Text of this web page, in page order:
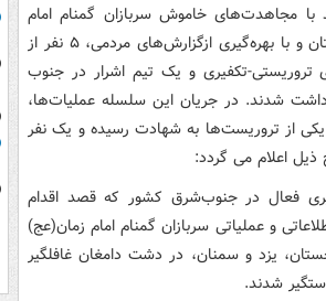
مجاهدت‌های خاموش سربازان گمنام امام
زمان(عج) در اداره‌کل اطلاعات سیستان و بلوچستان و با بهره‌گیری ازگزارش‌های مردمی، ۵ نفر از
تکفیری و یک تیم اشرار در جنوب
و ۱۹ تروریست بازداشت شدند. در جریان این سلسله عملیات‌ها،
یکی از تروریست‌ها به شهادت رسیده و یک نفر
اعلام می گردد:
فعال در جنوب‌شرق کشور که قصد اقدام
و عملیاتی سربازان گمنام امام زمان(عج)
یزد و سمنان، در دشت دامغان غافلگیر
شدند.